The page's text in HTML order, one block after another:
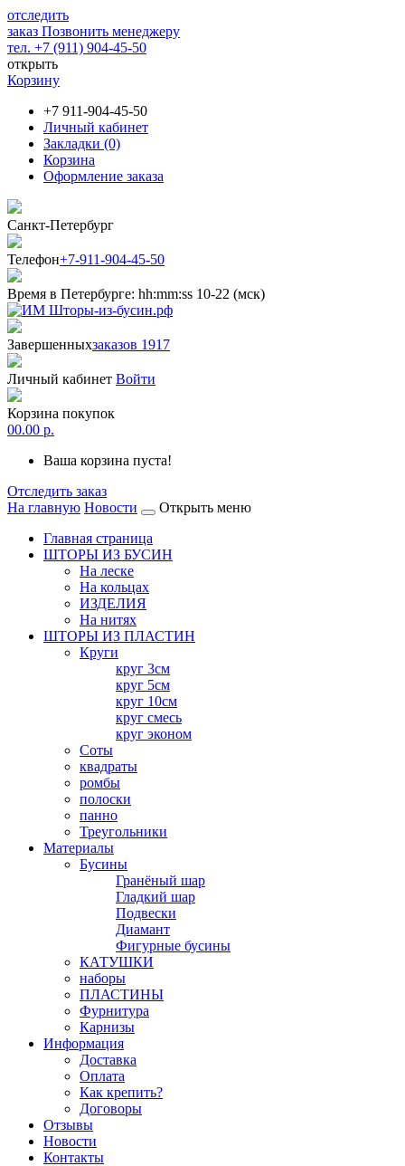
отследить
заказ Позвонить менеджеру
тел. +7 (911) 904-45-50
открыть
Корзину
+7 911-904-45-50
Личный кабинет
Закладки (0)
Корзина
Оформление заказа
Санкт-Петербург
Телефон+7-911-904-45-50
Время в Петербурге: hh:mm:ss 10-22 (мск)
Завершенныхзаказов 1917
Личный кабинет Войти
Корзина покупок
00.00 р.
Ваша корзина пуста!
Отследить заказ
На главную Новости
Открыть меню
Главная страница
ШТОРЫ ИЗ БУСИН
На леске
На кольцах
ИЗДЕЛИЯ
На нитях
ШТОРЫ ИЗ ПЛАСТИН
Круги
круг 3см
круг 5см
круг 10см
круг смесь
круг эконом
Соты
квадраты
ромбы
полоски
панно
Треугольники
Материалы
Бусины
Гранёный шар
Гладкий шар
Подвески
Диамант
Фигурные бусины
КАТУШКИ
наборы
ПЛАСТИНЫ
Фурнитура
Карнизы
Информация
Доставка
Оплата
Как крепить?
Договоры
Отзывы
Новости
Контакты